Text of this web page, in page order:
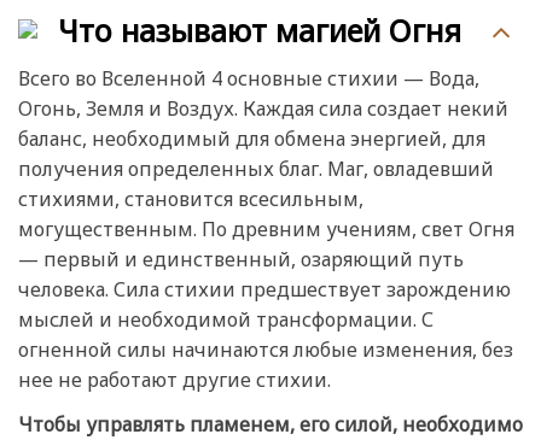
Что называют магией Огня
Всего во Вселенной 4 основные стихии — Вода,
Огонь, Земля и Воздух. Каждая сила создает некий
баланс, необходимый для обмена энергией, для
получения определенных благ. Маг, овладевший
стихиями, становится всесильным,
могущественным. По древним учениям, свет Огня
— первый и единственный, озаряющий путь
человека. Сила стихии предшествует зарождению
мыслей и необходимой трансформации. С
огненной силы начинаются любые изменения, без
нее не работают другие стихии.
Чтобы управлять пламенем, его силой, необходимо